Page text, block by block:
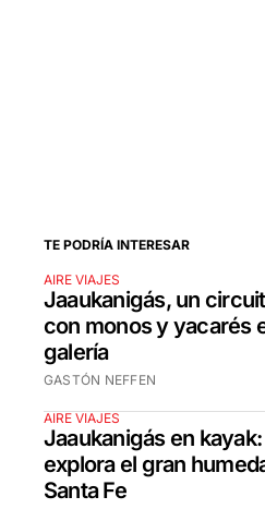
TE PODRÍA INTERESAR
AIRE VIAJES
Jaaukanigás, un
con monos y yacarés
galería
GASTÓN NEFFEN
AIRE VIAJES
Jaaukanigás en
explora el gran
Santa Fe